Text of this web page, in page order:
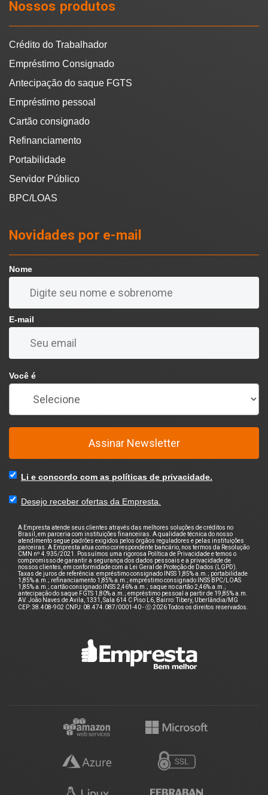
Nossos produtos
Crédito do Trabalhador
Empréstimo Consignado
Antecipação do saque FGTS
Empréstimo pessoal
Cartão consignado
Refinanciamento
Portabilidade
Servidor Público
BPC/LOAS
Novidades por e-mail
Nome
E-mail
Você é
Assinar Newsletter
Li e concordo com as políticas de privacidade.
Desejo receber ofertas da Empresta.
A Empresta atende seus clientes através das melhores soluções de créditos no
Brasil, em parceria com instituições financeiras. A qualidade técnica do nosso
atendimento segue padrões exigidos pelos órgãos reguladores e pelas instituições
parceiras. A Empresta atua como correspondente bancário, nos termos da Resolução
CMN nº 4.935/2021. Possuímos uma rigorosa Política de Privacidade e temos o
compromisso de garantir a segurança dos dados pessoais e a privacidade de
nossos clientes, em conformidade com a Lei Geral de Proteção de Dados (LGPD).
Taxas de juros de referência: empréstimo consignado INSS 1,85% a.m.; portabilidade
1,85% a.m.; refinanciamento 1,85% a.m.; empréstimo consignado INSS BPC/LOAS
1,85% a.m.; cartão consignado INSS 2,46% a.m.; saque no cartão 2,46% a.m.;
antecipação do saque FGTS 1,80% a.m.; empréstimo pessoal a partir de 19,85% a.m.
AV. João Naves de Avila, 1331, Sala 614 C Piso L6, Bairro: Tibery, Uberlândia/MG
CEP: 38.408-902 CNPJ: 08.474.087/0001-40 - ⓒ 2026 Todos os direitos reservados.